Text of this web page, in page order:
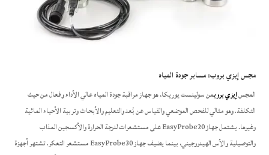
مجس إيزي بروب: مسابر جودة المياه
المجسإيزي بروبمن سولينست يوريكا، هو جهاز مراقبة جودة المياه عالي الأداء وفعال من حيث
التكلفة. وهو مثالي للفحص الموضعي والقياس عن بُعد والتعليم والأبحاث وتربية الأحياء المائية
وغيرها. يشتمل جهاز EasyProbe20 على مستشعرات لدرجة الحرارة والأكسجين المذاب
والتوصيلية والأس الهيدروجيني، بينما يضيف جهاز EasyProbe30 مستشعر التعكر. تشتهر أجهزة